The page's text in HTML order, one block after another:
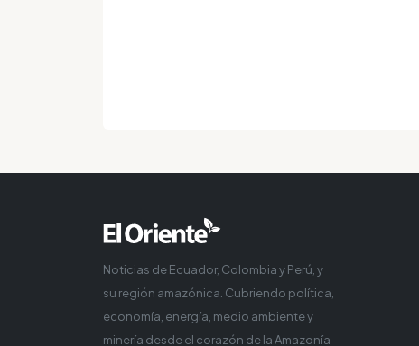
Noticias de Ecuador, Colombia y Perú, y
su región amazónica. Cubriendo política,
economía, energía, medio ambiente y
minería desde el corazón de la Amazonía